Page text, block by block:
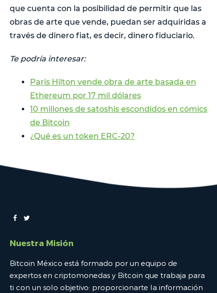
que cuenta con la posibilidad de permitir que las
obras de arte que vende, puedan ser adquiridas a
través de dinero fiat, es decir, dinero fiduciario.
Te podría interesar:
Paris Hilton vende obra de arte basada en
Ethereum por 17 mil dólares
10 millones de satoshis escondidos en cómics
de Bitcoin
¿Qué es un token ERC-20?
Nuestra Misión
Bitcoin México está formado por un equipo de
expertos en criptomonedas y Bitcoin que trabaja para
ti con un solo objetivo: proporcionarte la información